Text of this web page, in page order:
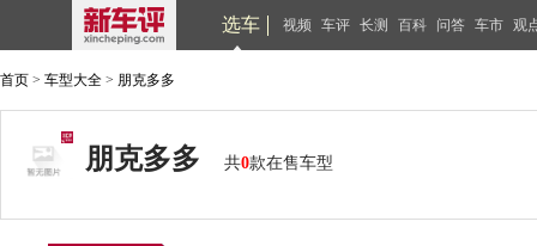
选车 视频 车评 长测 百科 问答 车市 观
首页 > 车型大全 > 朋克多多
朋克多多 共0款在售车型